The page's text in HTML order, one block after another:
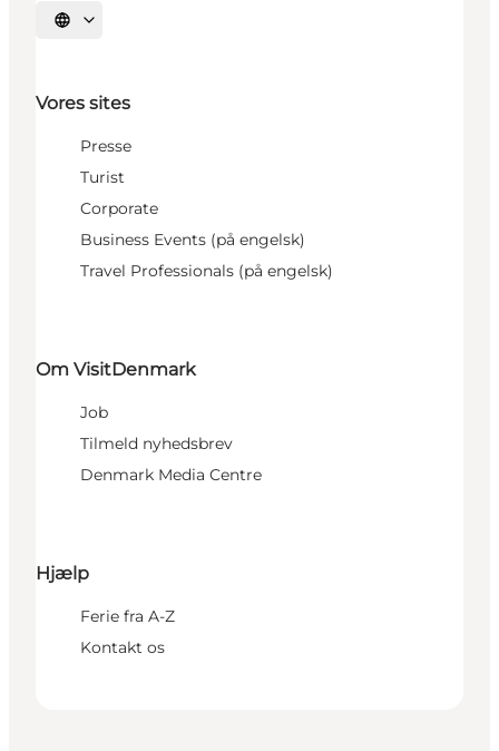
Vælg sprog
Vores sites
Presse
Turist
Corporate
Business Events (på engelsk)
Travel Professionals (på engelsk)
Om VisitDenmark
Job
Tilmeld nyhedsbrev
Denmark Media Centre
Hjælp
Ferie fra A-Z
Kontakt os